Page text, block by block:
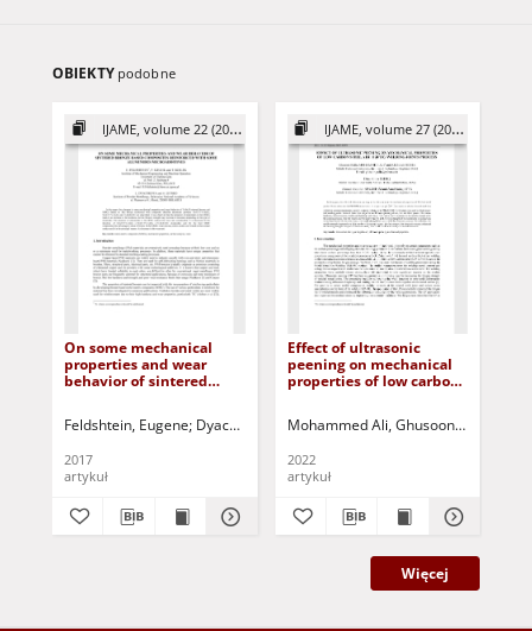
OBIEKTY podobne
IJAME, volume 22 (2017)
On some mechanical
properties and wear
behavior of sintered
aluminides
Feldshtein, Eugene Dyachkova, Larisa Letsko, Andrey Kiełek, P.
2017
artykuł
IJAME, volume 27 (2022)
Effect of ultrasonic
peening on mechanical
properties of low carbon
Mohammed Ali, Ghusoon Ridha
2022
artykuł
Więcej